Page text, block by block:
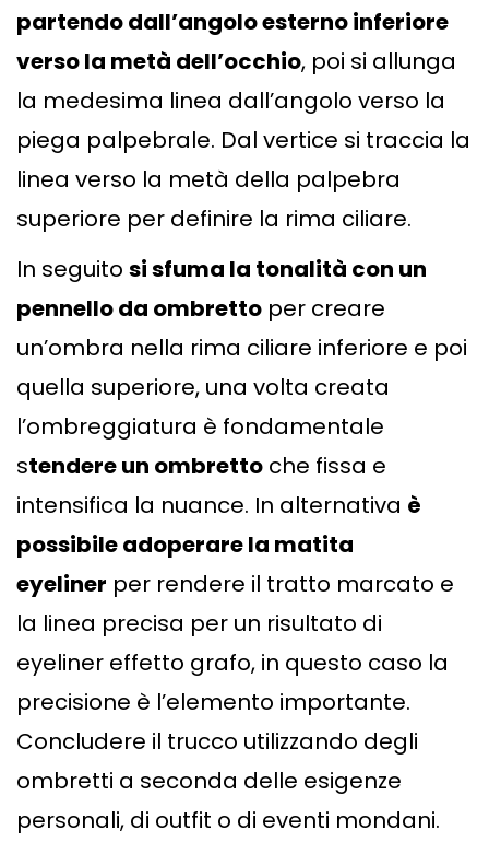
partendo dall’angolo esterno inferiore
verso la metà dell’occhio, poi si allunga
la medesima linea dall’angolo verso la
piega palpebrale. Dal vertice si traccia la
linea verso la metà della palpebra
superiore per definire la rima ciliare.
In seguito si sfuma la tonalità con un
pennello da ombretto per creare
un’ombra nella rima ciliare inferiore e poi
quella superiore, una volta creata
l’ombreggiatura è fondamentale
stendere un ombretto che fissa e
intensifica la nuance. In alternativa è
possibile adoperare la matita
eyeliner per rendere il tratto marcato e
la linea precisa per un risultato di
eyeliner effetto grafo, in questo caso la
precisione è l’elemento importante.
Concludere il trucco utilizzando degli
ombretti a seconda delle esigenze
personali, di outfit o di eventi mondani.